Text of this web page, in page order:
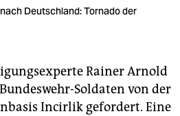
Deutschland: Tornado der
Rainer Arnold
Soldaten von der
Incirlik gefordert. Eine